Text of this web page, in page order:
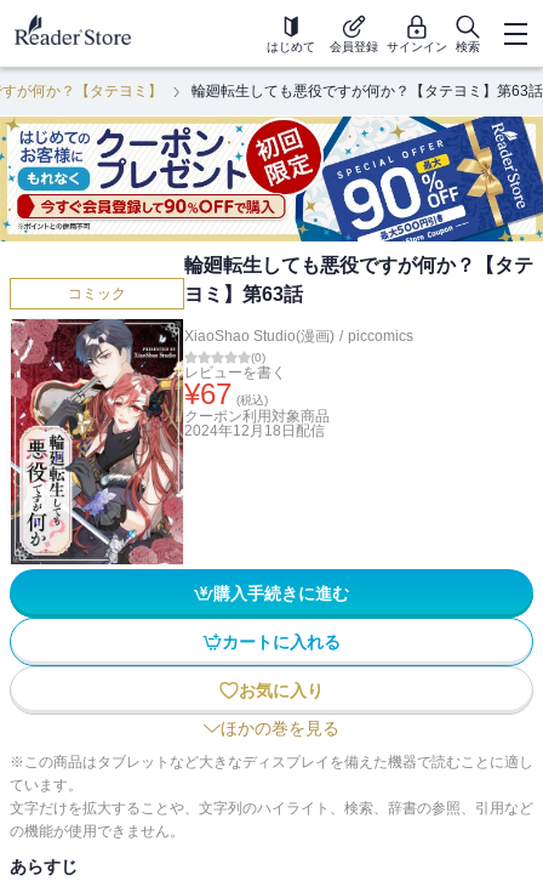
はじめて 会員登録 サインイン 検索
が何か？【タテヨミ】 輪廻転生しても悪役ですが何か？【タテヨミ】第63話
コミック
輪廻転生しても悪役ですが何か？【タテ
ヨミ】第63話
XiaoShao Studio(漫画) / piccomics
(0)
レビューを書く
¥67 (税込)
クーポン利用対象商品
2024年12月18日 配信
購入手続きに進む
カートに入れる
お気に入り
ほかの巻を見る
※この商品はタブレットなど大きなディスプレイを備えた機器で読むことに適し
ています。
文字だけを拡大することや、文字列のハイライト、検索、辞書の参照、引用など
の機能が使用できません。
あらすじ